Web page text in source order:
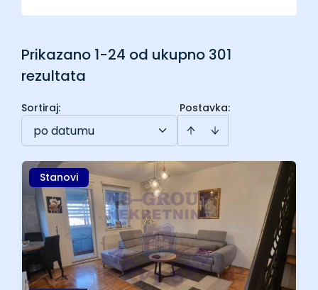
Prikazano 1-24 od ukupno 301
rezultata
Postavka:
Sortiraj:
po datumu
Stanovi